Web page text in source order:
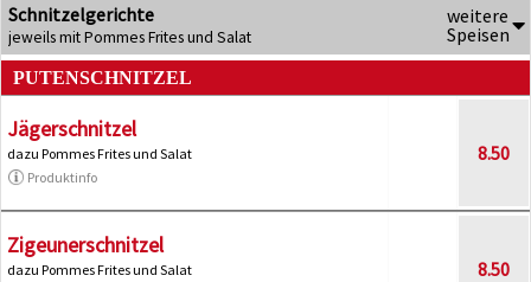
Schnitzelgerichte
jeweils mit Pommes Frites und Salat
weitere
Speisen
PUTENSCHNITZEL
Jägerschnitzel
dazu Pommes Frites und Salat
Produktinfo
8.50
Zigeunerschnitzel
dazu Pommes Frites und Salat
8.50